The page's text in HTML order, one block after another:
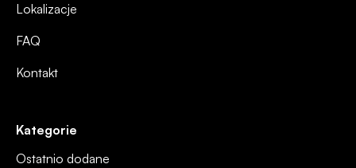
Lokalizacje
FAQ
Kontakt
Kategorie
Ostatnio dodane